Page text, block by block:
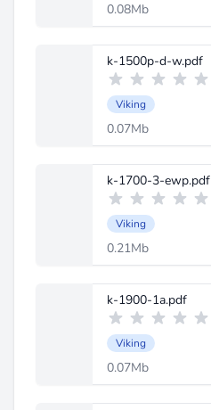
0.08Mb
k-1500p-d-w.pdf
Viking
0.07Mb
k-1700-3-ewp.pdf
Viking
0.21Mb
k-1900-1a.pdf
Viking
0.07Mb